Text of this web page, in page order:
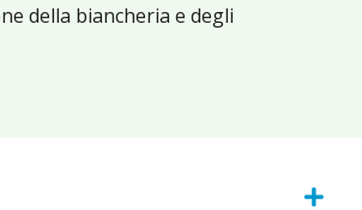
della biancheria e degli